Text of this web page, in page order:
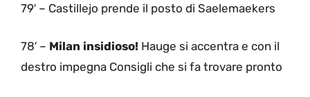
79′ – Castillejo prende il posto di Saelemaekers
78′ – Milan insidioso! Hauge si accentra e con il
destro impegna Consigli che si fa trovare pronto